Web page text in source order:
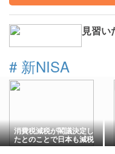
見習い
# 新NISA
消費税減税が閣議決定し
たとのことで日本も減税
へ。